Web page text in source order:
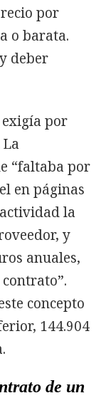
por
o barata.
y deber
por
“faltaba por
en páginas
la
y
anuales,
concepto
144.904
de un